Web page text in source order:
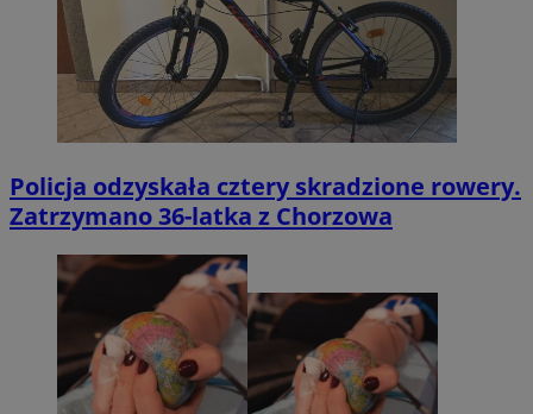
Policja odzyskała cztery skradzione rowery.
Zatrzymano 36-latka z Chorzowa